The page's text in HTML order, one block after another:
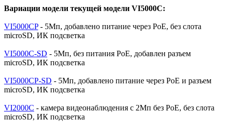
Вариации модели текущей модели VI5000C:
VI5000CP- 5Мп, добавлено питание через PoE, без слота
microSD, ИК подсветка
VI5000C-SD - 5Мп, без питания PoE, добавлен разъем
microSD, ИК подсветка
VI5000CP-SD - 5Мп, добавлено питание через PoE и разъем
microSD, ИК подсветка
VI2000C - камера видеонаблюдения с 2Мп без PoE, без слота
microSD, ИК подсветка